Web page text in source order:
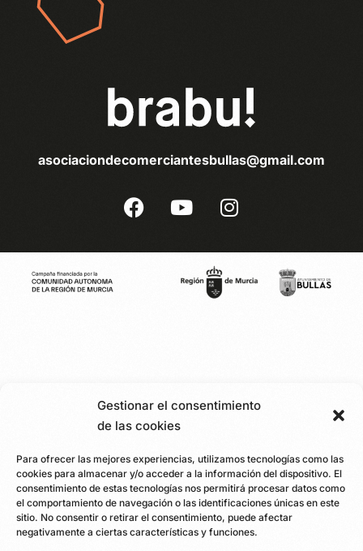
Gestionar el consentimiento
de las cookies
Para ofrecer las mejores experiencias, utilizamos tecnologías como las
cookies para almacenar y/o acceder a la información del dispositivo. El
consentimiento de estas tecnologías nos permitirá procesar datos como
el comportamiento de navegación o las identificaciones únicas en este
sitio. No consentir o retirar el consentimiento, puede afectar
negativamente a ciertas características y funciones.
asociaciondecomerciantesbullas@gmail.com